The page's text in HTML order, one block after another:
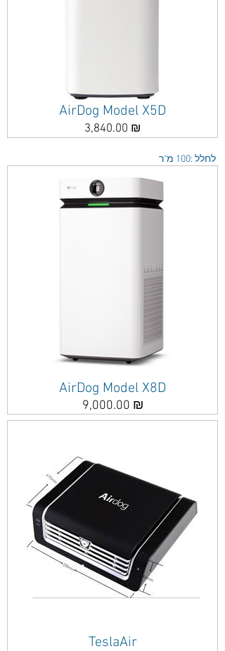
AirDog Model X5D
3,840.00 ₪
לחלל :100 מ"ר
AirDog Model X8D
9,000.00 ₪מחיר
TeslaAir